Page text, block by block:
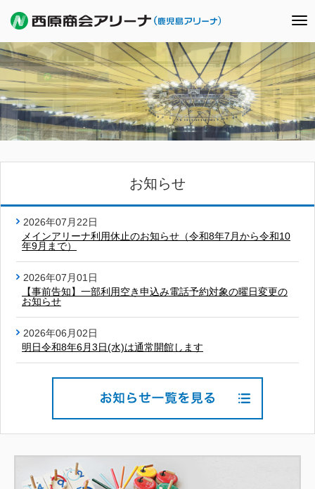
お知らせ
2026年07月22日
メインアリーナ利用休止のお知らせ（令和8年7月から令和10
年9月まで）
2026年07月01日
【事前告知】一部利用空き申込み電話予約対象の曜日変更の
お知らせ
2026年06月02日
明日令和8年6月3日(水)は通常開館します